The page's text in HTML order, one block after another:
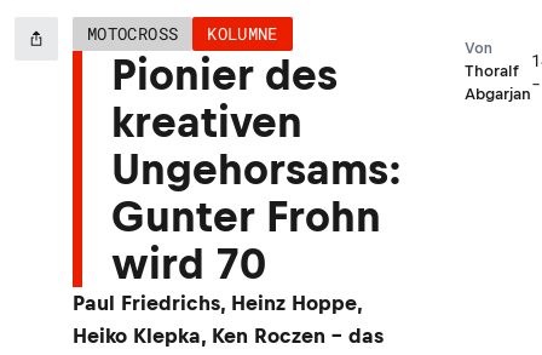
MOTOCROSS KOLUMNE
Pionier des
kreativen
Ungehorsams:
Gunter Frohn
wird 70
Paul Friedrichs, Heinz Hoppe,
Heiko Klepka, Ken Roczen - das
Thoralf
Abgarjan
Von